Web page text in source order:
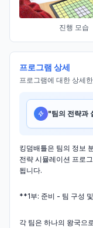
진행 모습
프로그램 상세
프로그램에 대한 상세
"팀의 전략과
킹덤배틀은 팀의 정보
전략 시뮬레이션 프로
됩니다.
**1부: 준비 - 팀 구성
각 팀은 하나의 왕국으